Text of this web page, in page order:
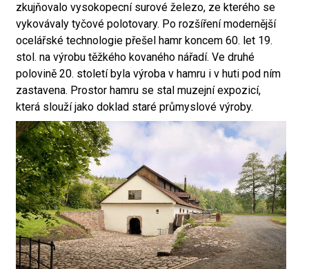
zkujňovalo vysokopecní surové železo, ze kterého se
vykovávaly tyčové polotovary. Po rozšíření modernější
ocelářské technologie přešel hamr koncem 60. let 19.
stol. na výrobu těžkého kovaného nářadí. Ve druhé
polovině 20. století byla výroba v hamru i v huti pod ním
zastavena. Prostor hamru se stal muzejní expozicí,
která slouží jako doklad staré průmyslové výroby.